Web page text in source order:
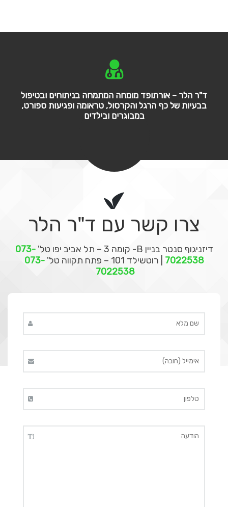
ד"ר הלר – אורתופד מומחה המתמחה בניתוחים ובטיפול
בבעיות של כף הרגל והקרסול, טראומה ופגיעות ספורט,
במבוגרים ובילדים
צרו קשר עם ד"ר הלר
דיזניגוף סנטר בניין B- קומה 3 – תל אביב יפו טל'073-
7022538
רוטשילד 101 – פתח תקווה טל'073-
7022538